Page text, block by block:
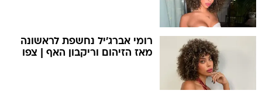
רומי אברג'יל נחשפת לראשונה
מאז הזיהום וריקבון האף | צפו